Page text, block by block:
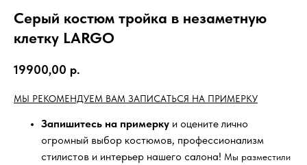
Серый костюм тройка в незаметную
клетку LARGO
19900,00 р.
МЫ РЕКОМЕНДУЕМ ВАМ ЗАПИСАТЬСЯ НА ПРИМЕРКУ
Запишитесь на примерку и оцените лично
огромный выбор костюмов, профессионализм
стилистов и интерьер нашего салона! Мы разместили